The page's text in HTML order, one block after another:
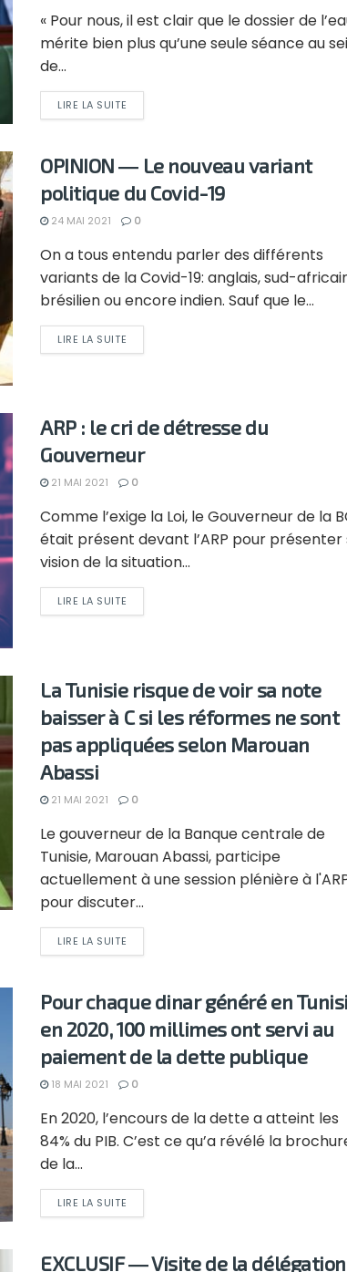
« Pour nous, il est clair que le dossier de
mérite bien plus qu’une seule séance au
de...
LIRE LA SUITE
OPINION ― Le nouveau variant
politique du Covid-19
24 MAI 2021 0
On a tous entendu parler des différents
variants de la Covid-19: anglais, sud-
brésilien ou encore indien. Sauf que le...
LIRE LA SUITE
ARP : le cri de détresse du
Gouverneur
21 MAI 2021 0
Comme l’exige la Loi, le Gouverneur de la
était présent devant l’ARP pour présenter
vision de la situation...
LIRE LA SUITE
La Tunisie risque de voir sa note
baisser à C si les réformes ne sont
pas appliquées selon Marouan
Abassi
21 MAI 2021 0
Le gouverneur de la Banque centrale de
Tunisie, Marouan Abassi, participe
actuellement à une session plénière à
pour discuter...
LIRE LA SUITE
Pour chaque dinar généré en
en 2020, 100 millimes ont servi au
paiement de la dette publique
18 MAI 2021 0
En 2020, l’encours de la dette a atteint les
84% du PIB. C’est ce qu’a révélé la
de la...
LIRE LA SUITE
EXCLUSIF ― Visite de la délégation